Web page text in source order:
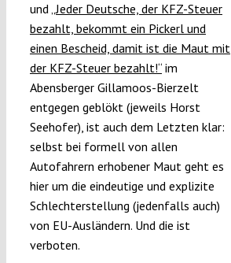
und„Jeder Deutsche, der KFZ-Steuer
bezahlt, bekommt ein Pickerl und
einen Bescheid, damit ist die Maut mit
der KFZ-Steuer bezahlt!“im
Abensberger Gillamoos-Bierzelt
entgegen geblökt (jeweils Horst
Seehofer), ist auch dem Letzten klar:
selbst bei formell von allen
Autofahrern erhobener Maut geht es
hier um die eindeutige und explizite
Schlechterstellung (jedenfalls auch)
von EU-Ausländern. Und die ist
verboten.